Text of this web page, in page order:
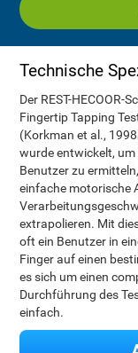
Technische
Der REST-
Fingertip Tapping
(Korkman et al.,
wurde entwickelt,
Benutzer zu
einfache motorische
extrapolieren. Mit
oft ein Benutzer in
Finger auf einen
es sich um einen
Durchführung des
einfach.